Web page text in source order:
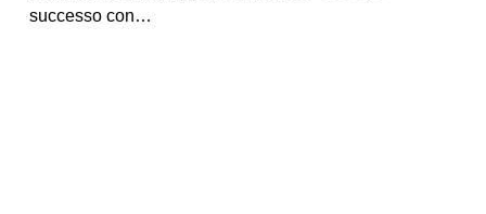
successo con…